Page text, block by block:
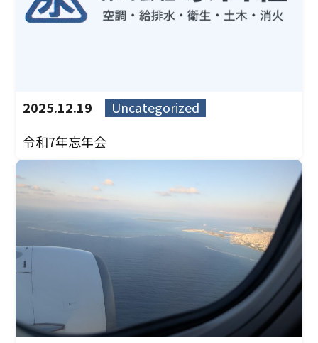
2025.12.19
Uncategorized
令和7年忘年会